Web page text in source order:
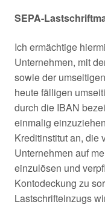
SEPA-
Ich ermächtige
Unternehmen, mit
sowie der
heute fälligen
durch die IBAN
einmalig
Kreditinstitut an, die
Unternehmen auf
einzulösen und
Kontodeckung zu
Lastschrifteinzugs